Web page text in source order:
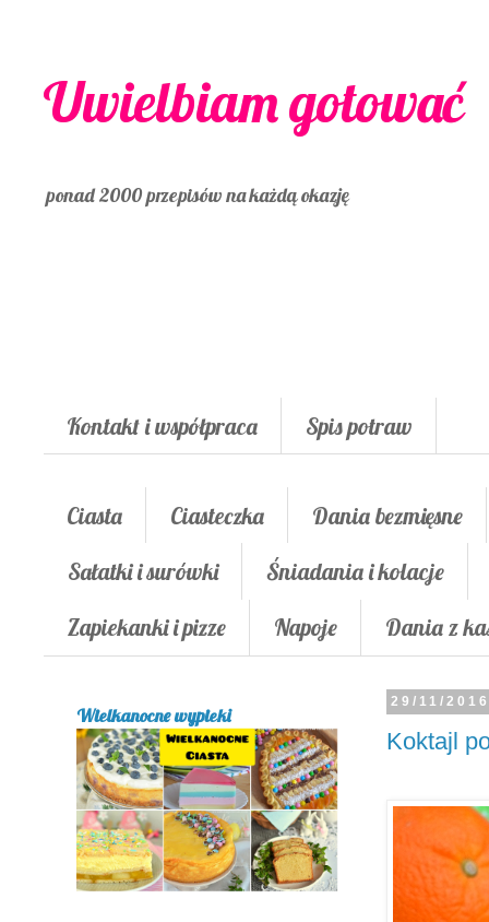
Uwielbiam gotować
ponad 2000 przepisów na każdą okazję
Kontakt i współpraca Spis potraw
Ciasta Ciasteczka
Dania bezmięsne
Sałatki i surówki
Śniadania i kolacje
Zapiekanki i pizze
Napoje Dania z
29/11/
Koktajl
Wielkanocne wypieki